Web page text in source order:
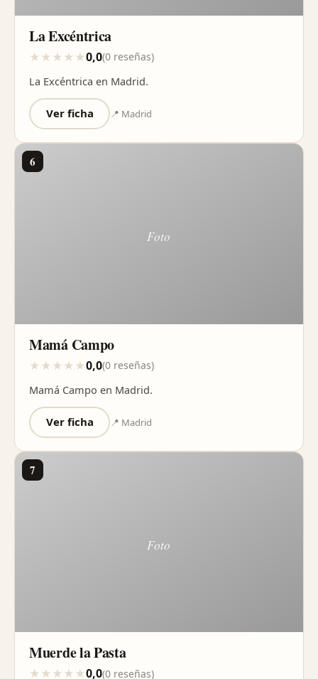
La Excéntrica
★ ★ ★ ★ ★0,0(0 reseñas)
La Excéntrica en Madrid.
Ver ficha 📍 Madrid
6
Mamá Campo
★ ★ ★ ★ ★0,0(0 reseñas)
Mamá Campo en Madrid.
Ver ficha 📍 Madrid
7
Muerde la Pasta
★ ★ ★ ★ ★0,0(0 reseñas)